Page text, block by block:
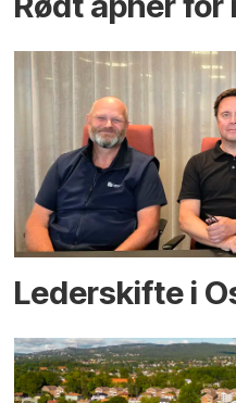
Lederskifte i